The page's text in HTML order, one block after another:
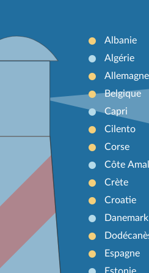
Albanie
Algérie
Allemagne
Belgique
Capri
Cilento
Corse
Côte
Crète
Croatie
Danemark
Espagne